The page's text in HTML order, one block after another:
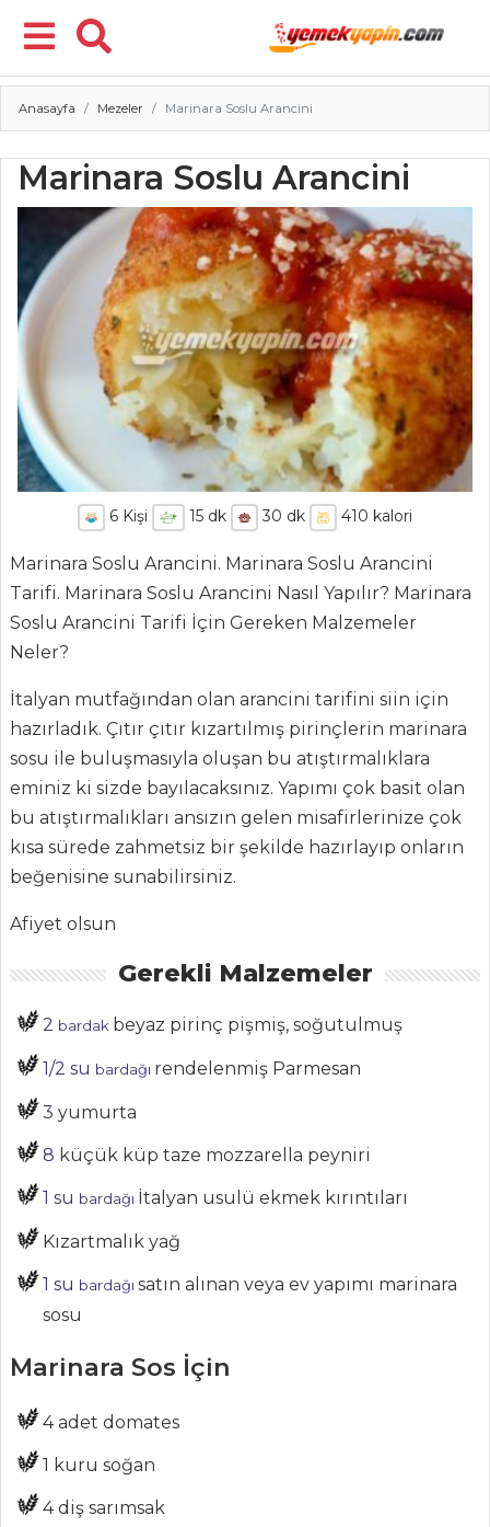
Menü
BLOG
Medya
Aktüel
Chefs
Haber
ŞEFİN TARİFLERİ
Tüm
Kategoriler
BALIK
Somon Balığı
Sebzeli Mezgit
Anasayfa Mezeler Marinara Soslu Arancini
Marinara Soslu Arancini
6 Kişi 15dk 30 dk 410 kalori
Marinara Soslu Arancini. Marinara Soslu Arancini
Tarifi. Marinara Soslu Arancini Nasıl Yapılır? Marinara
Soslu Arancini Tarifi İçin Gereken Malzemeler
Neler?
İtalyan mutfağından olan arancini tarifini siin için
hazırladık. Çıtır çıtır kızartılmış pirinçlerin marinara
sosu ile buluşmasıyla oluşan bu atıştırmalıklara
eminiz ki sizde bayılacaksınız. Yapımı çok basit olan
bu atıştırmalıkları ansızın gelen misafirlerinize çok
kısa sürede zahmetsiz bir şekilde hazırlayıp onların
beğenisine sunabilirsiniz.
Afiyet olsun
Gerekli Malzemeler
2 bardak beyaz pirinç pişmiş, soğutulmuş
1/2 su bardağı rendelenmiş Parmesan
3 yumurta
8 küçük küp taze mozzarella peyniri
1 su bardağı İtalyan usulü ekmek kırıntıları
Kızartmalık yağ
1 su bardağı satın alınan veya ev yapımı marinara
sosu
Marinara Sos İçin
4 adet domates
1 kuru soğan
4 diş sarımsak